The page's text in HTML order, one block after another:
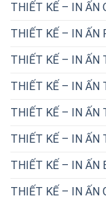
THIẾT KẾ – IN ẤN
THIẾT KẾ – IN ẤN
THIẾT KẾ – IN ẤN
THIẾT KẾ – IN ẤN
THIẾT KẾ – IN ẤN
THIẾT KẾ – IN ẤN
THIẾT KẾ – IN ẤN
THIẾT KẾ – IN ẤN